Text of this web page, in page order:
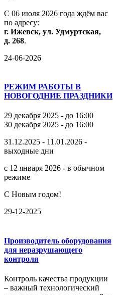
С 06 июля 2026 года ждём вас
по адресу:
г. Ижевск, ул. Удмуртская,
д. 268.
24-06-2026
РЕЖИМ РАБОТЫ В
НОВОГОДНИЕ ПРАЗДНИКИ
29 декабря 2025 - до 16:00
30 декабря 2025 - до 16:00
31.12.2025 - 11.01.2026 -
выходные дни
с 12 января 2026 - в обычном
режиме
С Новым годом!
29-12-2025
Производитель оборудования
для неразрушающего
контроля
Контроль качества продукции
– важный технологический